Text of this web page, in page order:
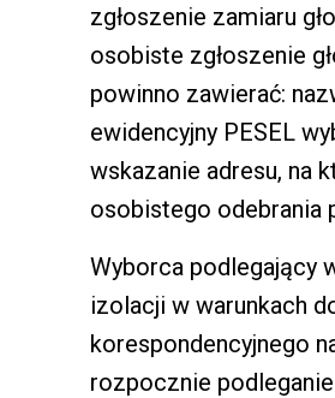
zgłoszenie zamiaru
osobiste zgłoszenie
powinno zawierać:
ewidencyjny PESEL
wskazanie adresu, na
osobistego odebrania
Wyborca podlegający
izolacji w warunkach
korespondencyjnego
rozpocznie